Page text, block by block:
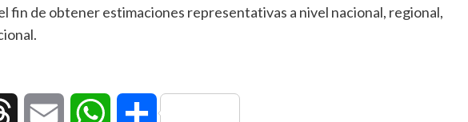
fin de obtener estimaciones representativas a nivel nacional, regional,
Threads Email WhatsAppCompartir